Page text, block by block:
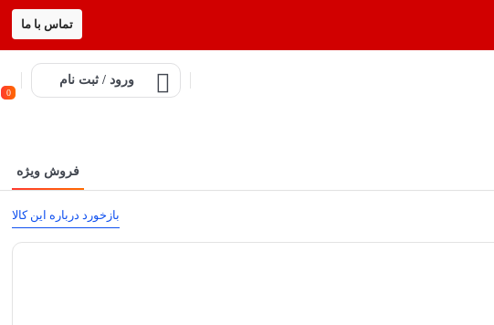
تماس با ما
ورود / ثبت نام
0
فروش ویژه
بازخورد درباره این کالا